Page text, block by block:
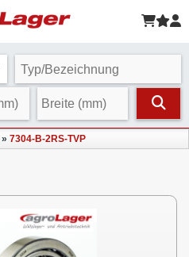
» 7304-B-2RS-TVP